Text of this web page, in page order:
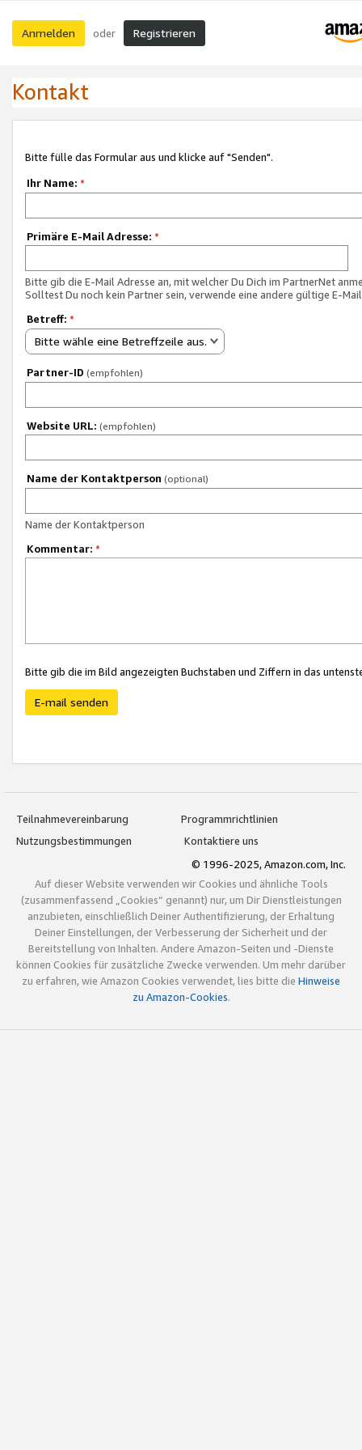
Anmelden oder Registrieren
Kontakt
Bitte fülle das Formular aus und klicke auf "Senden".
Ihr Name: *
Primäre E-Mail Adresse: *
Bitte gib die E-Mail Adresse an, mit welcher Du Dich im PartnerNet
Solltest Du noch kein Partner sein, verwende eine andere gültige E-
Betreff: *
Bitte wähle eine Betreffzeile aus.
Partner-ID (empfohlen)
Website URL: (empfohlen)
Name der Kontaktperson (optional)
Name der Kontaktperson
Kommentar: *
Bitte gib die im Bild angezeigten Buchstaben und Ziffern in das
E-mail senden
Teilnahmevereinbarung
Programmrichtlinien
Nutzungsbestimmungen
Kontaktiere uns
© 1996-2025, Amazon.com, Inc.
Auf dieser Website verwenden wir Cookies und ähnliche Tools
(zusammenfassend „Cookies“ genannt) nur, um Dir Dienstleistungen
anzubieten, einschließlich Deiner Authentifizierung, der Erhaltung
Deiner Einstellungen, der Verbesserung der Sicherheit und der
Bereitstellung von Inhalten. Andere Amazon-Seiten und -Dienste
können Cookies für zusätzliche Zwecke verwenden. Um mehr darüber
zu erfahren, wie Amazon Cookies verwendet, lies bitte die Hinweise
zu Amazon-Cookies.